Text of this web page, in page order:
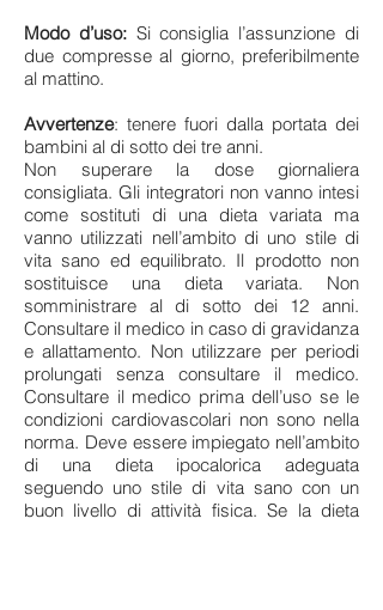
Modo d’uso:Si consiglia l’assunzione di
due compresse al giorno, preferibilmente
al mattino.
Avvertenze: tenere fuori dalla portata dei
bambini al di sotto dei tre anni.
Non superare la dose giornaliera
consigliata. Gli integratori non vanno intesi
come sostituti di una dieta variata ma
vanno utilizzati nell’ambito di uno stile di
vita sano ed equilibrato. Il prodotto non
sostituisce una dieta variata. Non
somministrare al di sotto dei 12 anni.
Consultare il medico in caso di gravidanza
e allattamento. Non utilizzare per periodi
prolungati senza consultare il medico.
Consultare il medico prima dell’uso se le
condizioni cardiovascolari non sono nella
norma. Deve essere impiegato nell’ambito
di una dieta ipocalorica adeguata
seguendo uno stile di vita sano con un
buon livello di attività fisica. Se la dieta